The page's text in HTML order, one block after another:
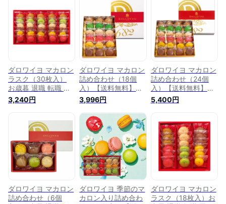
ギフト 贈り物 ブラ
イダル 挨拶 誕生日
卒園 御祝 御礼 出産
内祝 快気祝 御見舞
人気 個包装
菓子 詰め合わせ プ
レゼント ギフト 贈
り物 お返し 職場 御
祝 御礼 挨拶 送別 誕
生日 内祝 快気祝 御
供 志 お取り寄せ 差
し入れ 手土産 人気
個包装
子 焼菓子 プレゼン
ト ギフト 贈り物 個
包装 御祝 御礼 挨拶
送別 退職 職場 誕生
日 出産 結婚 内祝 御
見舞 御供 志 お取り
寄せ 差し入れ 手土
産 人気
ダロワイヨ マカロン
ラスク（30枚入）
お歳暮 退職 転職 異
動 マカロン クッキ
ー ラスク スイーツ
め合わせ プレゼント
ギフト 贈り物 個包
装 挨拶 退職祝 誕生
日 送別 結婚 出産 内
祝 快気祝 御見舞 御
供 職場 お取り寄せ
気
3,240円
ダロワイヨ マカロン
詰め合わせ（18個
入）【送料無料】お
中元 退職 転職 異動
挨拶 お返し マカロ
ン スイーツ 洋菓子
焼き菓子 個包装 プ
レゼント ギフト 贈
り物 職場 御見舞 退
職祝 ご挨拶 誕生日
御祝 御礼 結婚 出産
内祝 お取り寄せ 差
し入れ 手土産 人気
有名
3,996円
ダロワイヨ マカロン
詰め合わせ（24個
入）【送料無料】お
中元 退職 転職 異動
マカロン スイーツ
き菓子 プレゼント
ギフト 贈り物 挨拶
退職 職場 お返し 御
祝 御礼 誕生日 結婚
内祝 御見舞 お取り
寄せ 差し入れ 有名
セット
5,400円
ダロワイヨ マカロン
詰め合わせ（6個
ダロワイヨ 季節のマ
カロン入り詰め合わ
ダロワイヨ マカロン
ラスク（18枚入）お